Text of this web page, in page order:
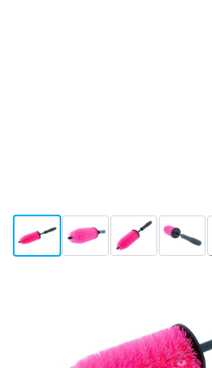
View larger image
View larger